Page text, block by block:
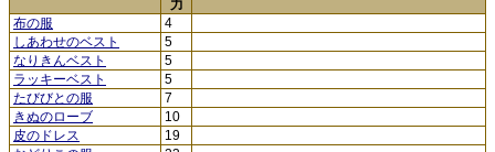
力
布の服
4
しあわせのベスト
5
なりきんベスト
5
ラッキーベスト
5
たびびとの服
7
きぬのローブ
10
皮のドレス
19